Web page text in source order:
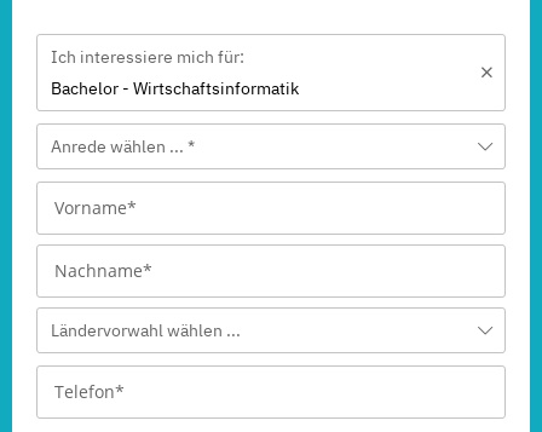
Ich interessiere mich für:
Bachelor - Wirtschaftsinformatik
Anrede wählen ... *
Ländervorwahl wählen ...